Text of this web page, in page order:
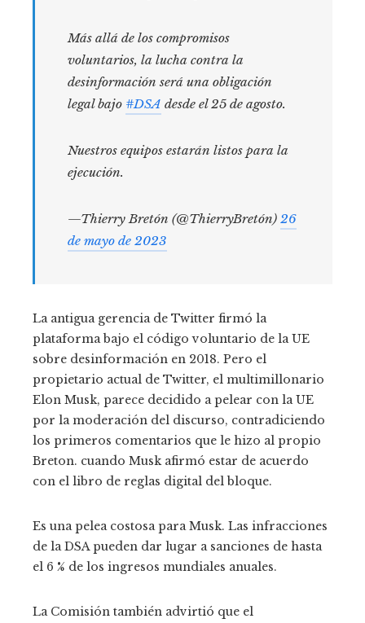
Más allá de los compromisos
voluntarios, la lucha contra la
desinformación será una obligación
legal bajo #DSA desde el 25 de agosto.
Nuestros equipos estarán listos para la
ejecución.
—Thierry Bretón (@ThierryBretón) 26
de mayo de 2023
La antigua gerencia de Twitter firmó la
plataforma bajo el código voluntario de la UE
sobre desinformación en 2018. Pero el
propietario actual de Twitter, el multimillonario
Elon Musk, parece decidido a pelear con la UE
por la moderación del discurso, contradiciendo
los primeros comentarios que le hizo al propio
Breton. cuando Musk afirmó estar de acuerdo
con el libro de reglas digital del bloque.
Es una pelea costosa para Musk. Las infracciones
de la DSA pueden dar lugar a sanciones de hasta
el 6 % de los ingresos mundiales anuales.
La Comisión también advirtió que el